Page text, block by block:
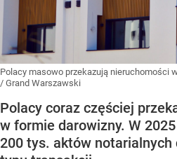
Polacy masowo przekazują nieruchomości
/ Grand Warszawski
Polacy coraz częściej
w formie darowizny. W
200 tys. aktów